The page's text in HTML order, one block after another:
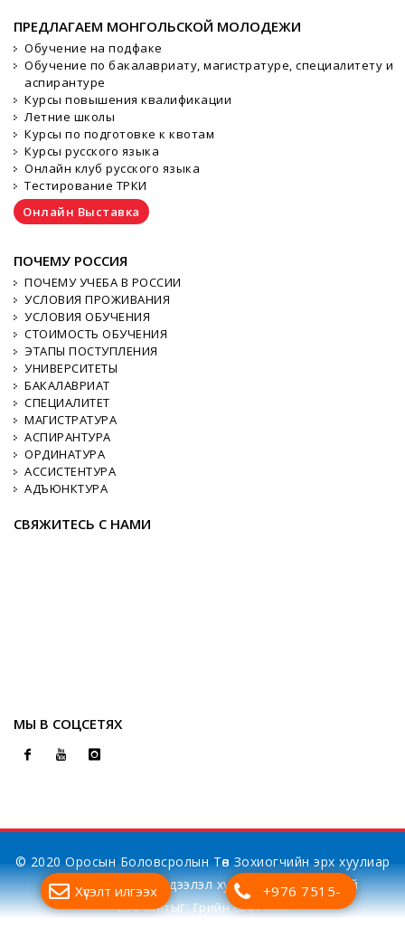
ПРЕДЛАГАЕМ МОНГОЛЬСКОЙ МОЛОДЕЖИ
Обучение на подфаке
Обучение по бакалавриату, магистратуре, специалитету и
аспирантуре
Курсы повышения квалификации
Летние школы
Курсы по подготовке к квотам
Курсы русского языка
Онлайн клуб русского языка
Тестирование ТРКИ
Онлайн Выставка
ПОЧЕМУ РОССИЯ
ПОЧЕМУ УЧЕБА В РОССИИ
УСЛОВИЯ ПРОЖИВАНИЯ
УСЛОВИЯ ОБУЧЕНИЯ
СТОИМОСТЬ ОБУЧЕНИЯ
ЭТАПЫ ПОСТУПЛЕНИЯ
УНИВЕРСИТЕТЫ
БАКАЛАВРИАТ
СПЕЦИАЛИТЕТ
МАГИСТРАТУРА
АСПИРАНТУРА
ОРДИНАТУРА
АССИСТЕНТУРА
АДЪЮНКТУРА
СВЯЖИТЕСЬ С НАМИ
МЫ В СОЦСЕТЯХ
© 2020 Оросын Боловсролын Төв Зохиогчийн эрх хуулиар
хамгаалагдсан. Мэдээлэл хуулбарлах хориотой
Вэб сайтыг:Грийн софт ХХК
Хүсэлт илгээх
+976 7515-